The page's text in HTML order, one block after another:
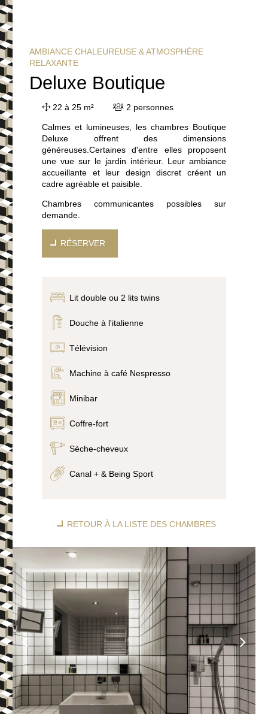
AMBIANCE CHALEUREUSE & ATMOSPHÈRE
RELAXANTE
Deluxe Boutique
22 à 25 m² 2 personnes
Calmes et lumineuses, les chambres Boutique
Deluxe offrent des dimensions
généreuses.Certaines d'entre elles proposent
une vue sur le jardin intérieur. Leur ambiance
accueillante et leur design discret créent un
cadre agréable et paisible.
Chambres communicantes possibles sur
demande.
RÉSERVER
Lit double ou 2 lits twins
Douche à l'italienne
Télévision
Machine à café Nespresso
Minibar
Coffre-fort
Sèche-cheveux
Canal + & Being Sport
RETOUR À LA LISTE DES CHAMBRES
HÔTEL
CHAMBRES & SUITES